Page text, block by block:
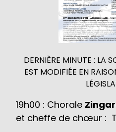
DERNIÈRE MINUTE : LA
EST MODIFIÉE EN
19h00 : Chorale
et cheffe de chœur :